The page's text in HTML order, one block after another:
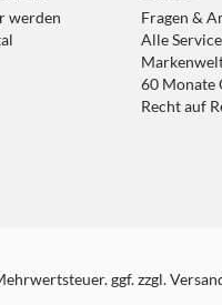
werden
Fragen &
Alle
60 Monate
Recht auf
ggf. zzgl.